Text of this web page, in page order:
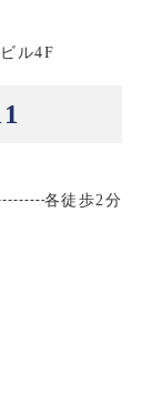
ル4F
各徒歩2分